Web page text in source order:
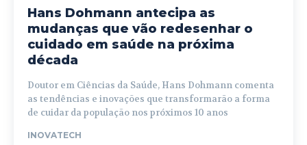
Hans Dohmann antecipa as
mudanças que vão redesenhar o
cuidado em saúde na próxima
década
Doutor em Ciências da Saúde, Hans Dohmann comenta
as tendências e inovações que transformarão a forma
de cuidar da população nos próximos 10 anos
INOVATECH